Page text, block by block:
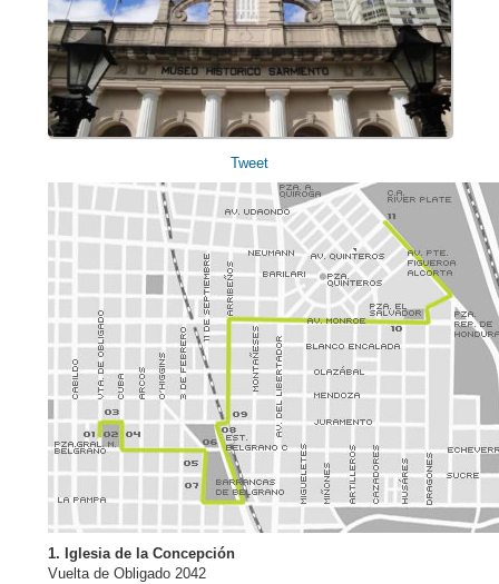
Tweet
1. Iglesia de la Concepción
Vuelta de Obligado 2042